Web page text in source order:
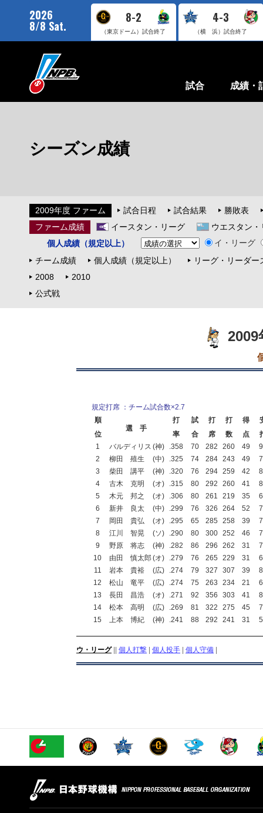
2026
8/8 Sat.
8-2
（東京ドーム）試合終了
4-3
（横 浜）試合終了
試合 成績・
シーズン成績
2009年度 ファーム 試合日程 試合結果
勝敗表
ファーム成績
イースタン・リーグ
ウエスタン・
個人成績（規定以上）
イ・リーグ
チーム成績
個人成績（規定以上）
リーグ・リーダー
2008
2010
公式戦
規定打席 ：チーム試合数×2.7
順
位
選 手
打
率
試
合
打
席
打
数
得
点
1
バルディリス (神) .358 70 282 260 49
2
柳田 殖生 (中) .325 74 284 243 49
3
柴田 講平 (神) .320 76 294 259 42
4
古木 克明 (オ) .315 80 292 260 41
5
木元 邦之 (オ) .306 80 261 219 35
6
新井 良太 (中) .299 76 326 264 52
7
岡田 貴弘 (オ) .295 65 285 258 39
8
江川 智晃 (ソ) .290 80 300 252 46
9
野原 将志 (神) .282 86 296 262 31
10
由田 慎太郎(オ) .279 76 265 229 31
11
岩本 貴裕 (広) .274 79 327 307 39
12
松山 竜平 (広) .274 75 263 234 21
13
長田 昌浩 (オ) .271 92 356 303 41
14
松本 高明 (広) .269 81 322 275 45
15
上本 博紀 (神) .241 88 292 241 31
ウ・リーグ|| 個人打撃 個人投手 個人守備